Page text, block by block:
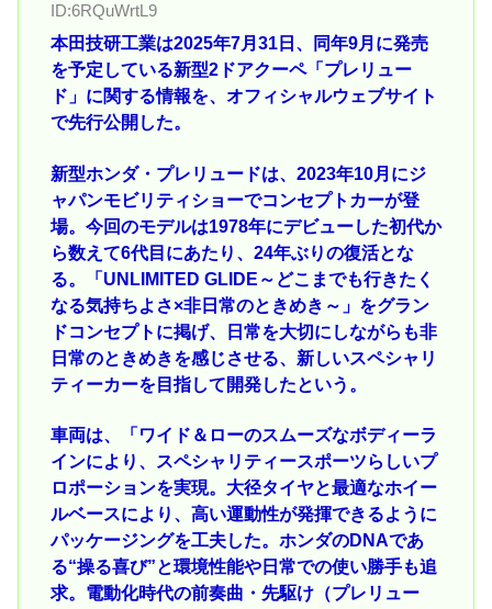
ID:6RQuWrtL9
本田技研工業は2025年7月31日、同年9月に発売
を予定している新型2ドアクーペ「プレリュー
ド」に関する情報を、オフィシャルウェブサイト
で先行公開した。
新型ホンダ・プレリュードは、2023年10月にジ
ャパンモビリティショーでコンセプトカーが登
場。今回のモデルは1978年にデビューした初代か
ら数えて6代目にあたり、24年ぶりの復活とな
る。「UNLIMITED GLIDE～どこまでも行きたく
なる気持ちよさ×非日常のときめき～」をグラン
ドコンセプトに掲げ、日常を大切にしながらも非
日常のときめきを感じさせる、新しいスペシャリ
ティーカーを目指して開発したという。
車両は、「ワイド＆ローのスムーズなボディーラ
インにより、スペシャリティースポーツらしいプ
ロポーションを実現。大径タイヤと最適なホイー
ルベースにより、高い運動性が発揮できるように
パッケージングを工夫した。ホンダのDNAであ
る“操る喜び”と環境性能や日常での使い勝手も追
求。電動化時代の前奏曲・先駆け（プレリュー